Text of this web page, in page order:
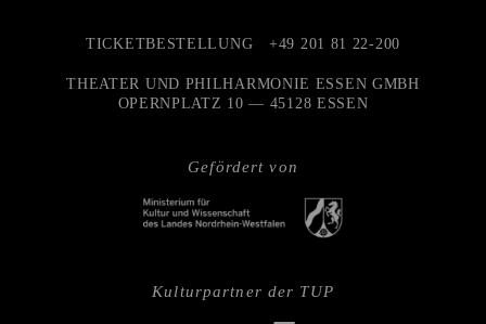
Gefördert von
TICKETBESTELLUNG +49 201 81 22-200
THEATER UND PHILHARMONIE ESSEN GMBH
OPERNPLATZ 10 — 45128 ESSEN
Kulturpartner der TUP